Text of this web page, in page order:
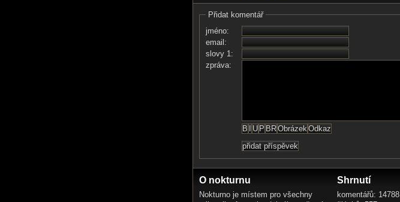
Přidat komentář
jméno:
email:
slovy 1:
zpráva:
O nokturnu
Nokturno je místem pro všechny
Shrnutí
komentářů: 14788